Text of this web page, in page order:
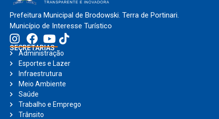
Prefeitura Municipal de Brodowski. Terra de Portinari.
Município de Interesse Turístico
SECRETARIAS
Administração
Esportes e Lazer
Infraestrutura
Meio Ambiente
Saúde
Trabalho e Emprego
Trânsito